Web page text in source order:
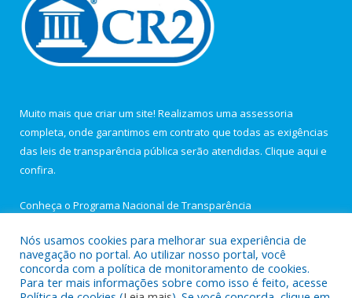
Muito mais que criar um site! Realizamos uma assessoria
completa, onde garantimos em contrato que todas as exigências
das leis de transparência pública serão atendidas. Clique aqui e
confira.
Conheça o Programa Nacional de Transparência
Todos os direitos reservados a Câmara Municipal de Igarapé-
Nós usamos cookies para melhorar sua experiência de
navegação no portal. Ao utilizar nosso portal, você
concorda com a política de monitoramento de cookies.
Para ter mais informações sobre como isso é feito, acesse